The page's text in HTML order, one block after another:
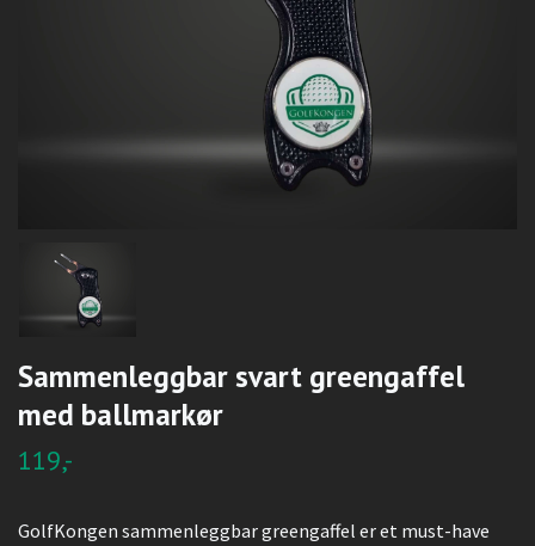
Sammenleggbar svart greengaffel
med ballmarkør
119,-
GolfKongen sammenleggbar greengaffel er et must-have